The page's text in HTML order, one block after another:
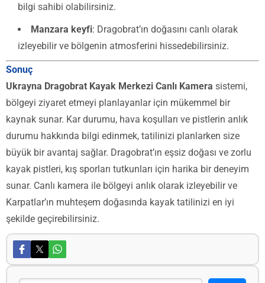
bilgi sahibi olabilirsiniz.
Manzara keyfi: Dragobrat’ın doğasını canlı olarak
izleyebilir ve bölgenin atmosferini hissedebilirsiniz.
Sonuç
Ukrayna Dragobrat Kayak Merkezi Canlı Kamera sistemi,
bölgeyi ziyaret etmeyi planlayanlar için mükemmel bir
kaynak sunar. Kar durumu, hava koşulları ve pistlerin anlık
durumu hakkında bilgi edinmek, tatilinizi planlarken size
büyük bir avantaj sağlar. Dragobrat’ın eşsiz doğası ve zorlu
kayak pistleri, kış sporları tutkunları için harika bir deneyim
sunar. Canlı kamera ile bölgeyi anlık olarak izleyebilir ve
Karpatlar’ın muhteşem doğasında kayak tatilinizi en iyi
şekilde geçirebilirsiniz.